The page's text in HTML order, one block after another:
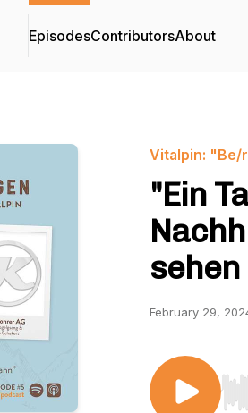
EpisodesContributorsAbout
Vitalpin: "Be/
"Ein
February 29,